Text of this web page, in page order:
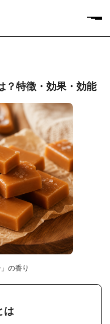
？特徴・効果・効能
の香り
は